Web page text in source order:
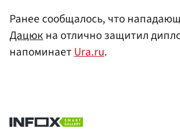
Ранее сообщалось, что
Дацюкна отлично защитил
напоминаетUra.ru.